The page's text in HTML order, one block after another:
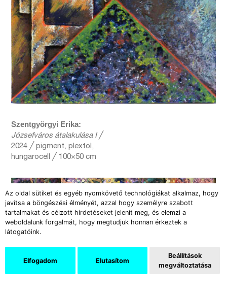
Az oldal sütiket és egyéb nyomkövető technológiákat alkalmaz, hogy
javítsa a böngészési élményét, azzal hogy személyre szabott
tartalmakat és célzott hirdetéseket jelenít meg, és elemzi a
weboldalunk forgalmát, hogy megtudjuk honnan érkeztek a
látogatóink.
Elfogadom Elutasítom
Beállítások
megváltoztatása
Szentgyörgyi Erika:
Józsefváros átalakulása I╱
2024 ╱ pigment, plextol,
hungarocell ╱ 100×50 cm